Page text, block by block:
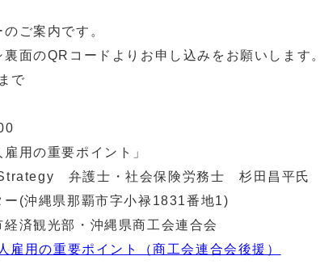
ご案内です。
面のQRコードよりお申し込みをお願いします。
で
用の重要ポイント」
弁護士・社会保険労務士 杉田昌平氏
(沖縄県那覇市字小禄1831番地1)
済観光部・沖縄県商工会連合会
用の重要ポイント（商工会連合会後援）